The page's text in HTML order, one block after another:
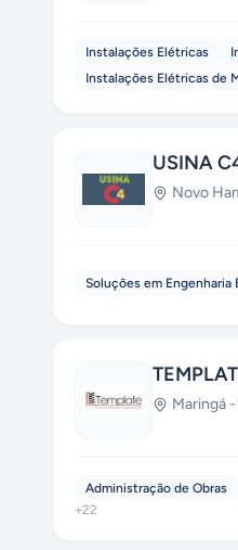
Instalações Elétricas
Instalações Elétricas de
USINA
Novo
Soluções em Engenharia
Maringá -
Administração de Obras
+22